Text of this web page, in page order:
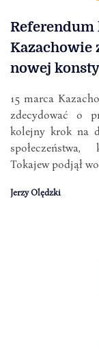
Referendum
Kazachowie
nowej
15 marca
zdecydować o
kolejny krok na
Tokajew podjął
Jerzy Olędzki